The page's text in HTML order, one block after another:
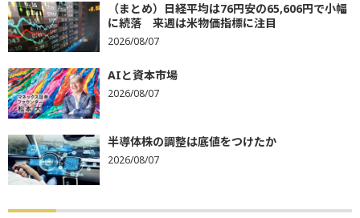
（まとめ）日経平均は76円安の65,606円で小幅
に続落 来週は米物価指標に注目
2026/08/07
AIと資本市場
2026/08/07
半導体株の調整は底値をつけたか
2026/08/07